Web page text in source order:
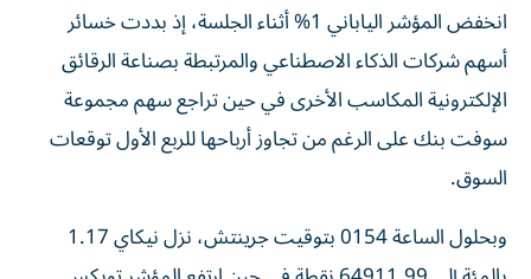
انخفض المؤشر الياباني 1% أثناء الجلسة، إذ بددت خسائر
أسهم شركات الذكاء الاصطناعي ‌والمرتبطة بصناعة الرقائق
الإلكترونية المكاسب الأخرى في حين تراجع ​سهم مجموعة
⁠سوفت بنك على الرغم من تجاوز ‌أرباحها للربع الأول توقعات
‌السوق.
وبحلول الساعة 0154 بتوقيت جرينتش، نزل نيكاي 1.17